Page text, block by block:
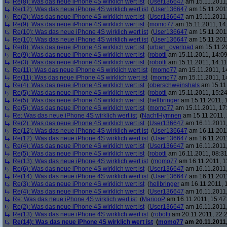
Re(8): Was das neue iPhone 4S wirklich wert ist (User136647 am
Re(12): Was das neue iPhone 4S wirklich wert ist (User136647 am
Re(2): Was das neue iPhone 4S wirklich wert ist (User136647 am
Re(9): Was das neue iPhone 4S wirklich wert ist (momo77 am 15.11.2011,
Re(10): Was das neue iPhone 4S wirklich wert ist (User136647 am
Re(10): Was das neue iPhone 4S wirklich wert ist (User136647 am
Re(8): Was das neue iPhone 4S wirklich wert ist (urban_overload am
Re(9): Was das neue iPhone 4S wirklich wert ist (robotti am 15.11.2011,
Re(3): Was das neue iPhone 4S wirklich wert ist (robotti am 15.11.2011,
Re(11): Was das neue iPhone 4S wirklich wert ist (momo77 am 15.11.2011,
Re(11): Was das neue iPhone 4S wirklich wert ist (momo77 am 15.11.2011,
Re(4): Was das neue iPhone 4S wirklich wert ist (oberschweinshals am
Re(5): Was das neue iPhone 4S wirklich wert ist (robotti am 15.11.2011,
Re(5): Was das neue iPhone 4S wirklich wert ist (hellbringer am 15.11.2011,
Re(5): Was das neue iPhone 4S wirklich wert ist (momo77 am 15.11.2011,
Re: Was das neue iPhone 4S wirklich wert ist (NachtHymnen am 15.11.2011,
Re(2): Was das neue iPhone 4S wirklich wert ist (User136647 am
Re(12): Was das neue iPhone 4S wirklich wert ist (User136647 am
Re(12): Was das neue iPhone 4S wirklich wert ist (User136647 am
Re(4): Was das neue iPhone 4S wirklich wert ist (User136647 am
Re(5): Was das neue iPhone 4S wirklich wert ist (robotti am 16.11.2011,
Re(13): Was das neue iPhone 4S wirklich wert ist (momo77 am 16.11.2011,
Re(6): Was das neue iPhone 4S wirklich wert ist (User136647 am
Re(14): Was das neue iPhone 4S wirklich wert ist (User136647 am
Re(3): Was das neue iPhone 4S wirklich wert ist (hellbringer am 16.11.2011,
Re(4): Was das neue iPhone 4S wirklich wert ist (User136647 am
Re: Was das neue iPhone 4S wirklich wert ist (MariooP am 16.11.2011,
Re(2): Was das neue iPhone 4S wirklich wert ist (User136647 am
Re(13): Was das neue iPhone 4S wirklich wert ist (robotti am 20.11.2011,
Re(14): Was das neue iPhone 4S wirklich wert ist (momo77 am